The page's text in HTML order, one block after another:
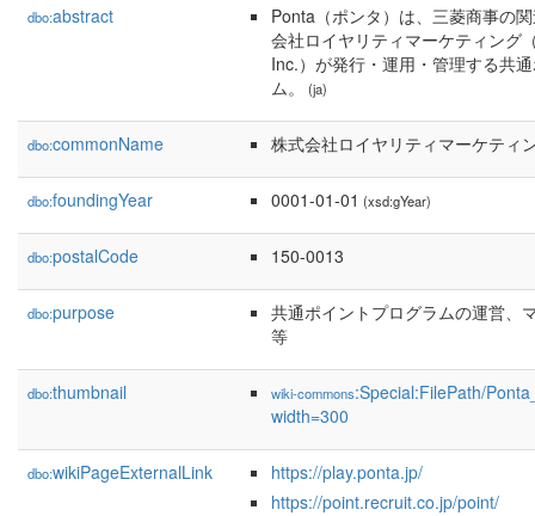
dbo:abstract
Ponta（ポンタ）は、三菱商事の
会社ロイヤリティマーケティング
Inc.）が発行・運用・管理する共
ム。
(ja)
dbo:commonName 株式会社ロイヤリティマーケティ
dbo:foundingYear 0001-01-01 (xsd:gYear)
dbo:postalCode 150-0013
dbo:purpose
共通ポイントプログラムの運営、
等
dbo:thumbnail wiki-commons:Special:FilePath/
width=300
dbo:wikiPageExternalLink
https://play.ponta.jp/
https://point.recruit.co.jp/point/